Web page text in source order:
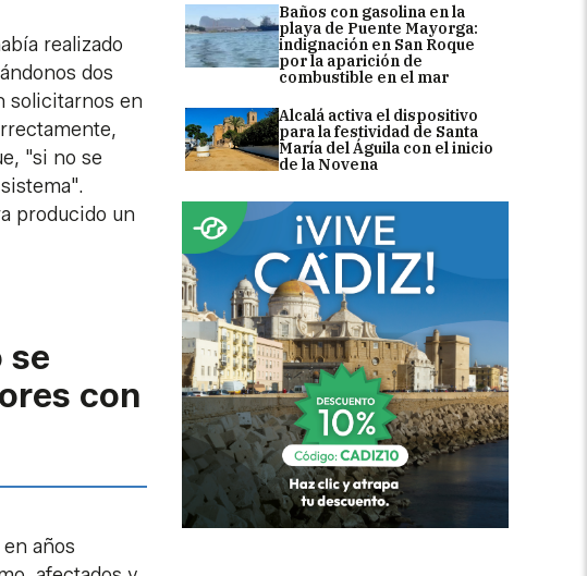
Baños con gasolina en la
playa de Puente Mayorga:
indignación en San Roque
por la aparición de
combustible en el mar
Alcalá activa el dispositivo
para la festividad de Santa
María del Águila con el inicio
de la Novena
realizado
dos
solicitarnos en
"si no se
producido un
se
con
años